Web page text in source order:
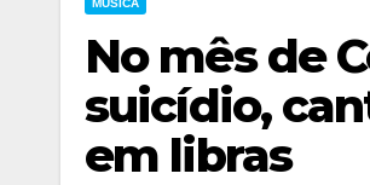
No mês de
suicídio,
em libras